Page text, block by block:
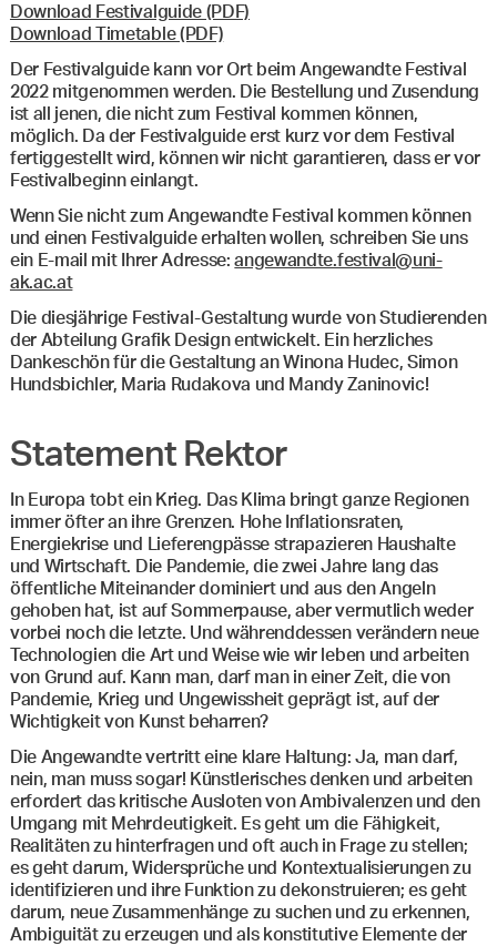
Download Festivalguide (PDF)
Download Timetable (PDF)
Der Festivalguide kann vor Ort beim Angewandte Festival
2022 mitgenommen werden. Die Bestellung und Zusendung
ist all jenen, die nicht zum Festival kommen können,
möglich. Da der Festivalguide erst kurz vor dem Festival
fertiggestellt wird, können wir nicht garantieren, dass er vor
Festivalbeginn einlangt.
Wenn Sie nicht zum Angewandte Festival kommen können
und einen Festivalguide erhalten wollen, schreiben Sie uns
ein E-mail mit Ihrer Adresse:angewandte.festival@uni-
ak.ac.at
Die diesjährige Festival-Gestaltung wurde von Studierenden
der Abteilung Grafik Design entwickelt. Ein herzliches
Dankeschön für die Gestaltung an Winona Hudec, Simon
Hundsbichler, Maria Rudakova und Mandy Zaninovic!
Statement Rektor
In Europa tobt ein Krieg. Das Klima bringt ganze Regionen
immer öfter an ihre Grenzen. Hohe Inflationsraten,
Energiekrise und Lieferengpässe strapazieren Haushalte
und Wirtschaft. Die Pandemie, die zwei Jahre lang das
öffentliche Miteinander dominiert und aus den Angeln
gehoben hat, ist auf Sommerpause, aber vermutlich weder
vorbei noch die letzte. Und währenddessen verändern neue
Technologien die Art und Weise wie wir leben und arbeiten
von Grund auf. Kann man, darf man in einer Zeit, die von
Pandemie, Krieg und Ungewissheit geprägt ist, auf der
Wichtigkeit von Kunst beharren?
Die Angewandte vertritt eine klare Haltung: Ja, man darf,
nein, man muss sogar! Künstlerisches denken und arbeiten
erfordert das kritische Ausloten von Ambivalenzen und den
Umgang mit Mehrdeutigkeit. Es geht um die Fähigkeit,
Realitäten zu hinterfragen und oft auch in Frage zu stellen;
es geht darum, Widersprüche und Kontextualisierungen zu
identifizieren und ihre Funktion zu dekonstruieren; es geht
darum, neue Zusammenhänge zu suchen und zu erkennen,
Ambiguität zu erzeugen und als konstitutive Elemente der